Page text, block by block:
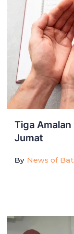
Tiga
Jumat
By News of